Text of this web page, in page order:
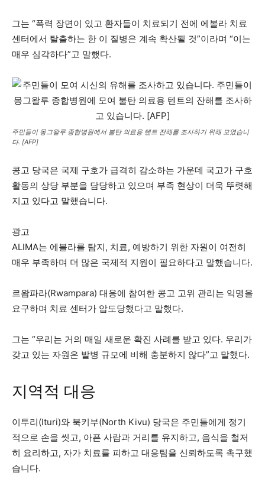
그는 “폭력 장면이 있고 환자들이 치료되기 전에 에볼라 치료
센터에서 탈출하는 한 이 질병은 계속 확산될 것”이라며 “이는
매우 심각하다”고 말했다.
주민들이 몽그왈루 종합병원에서 불탄 의료용 텐트 잔해를 조사하기 위해 모였습니
다. [AFP]
콩고 당국은 국제 구호가 급격히 감소하는 가운데 국고가 구호
활동의 상당 부분을 담당하고 있으며 부족 현상이 더욱 뚜렷해
지고 있다고 말했습니다.
광고
ALIMA는 에볼라를 탐지, 치료, 예방하기 위한 자원이 여전히
매우 부족하며 더 많은 국제적 지원이 필요하다고 말했습니다.
르왐파라(Rwampara) 대응에 참여한 콩고 고위 관리는 익명을
요구하며 치료 센터가 압도당했다고 말했다.
그는 “우리는 거의 매일 새로운 확진 사례를 받고 있다. 우리가
갖고 있는 자원은 발병 규모에 비해 충분하지 않다”고 말했다.
지역적 대응
이투리(Ituri)와 북키부(North Kivu) 당국은 주민들에게 정기
적으로 손을 씻고, 아픈 사람과 거리를 유지하고, 음식을 철저
히 요리하고, 자가 치료를 피하고 대응팀을 신뢰하도록 촉구했
습니다.